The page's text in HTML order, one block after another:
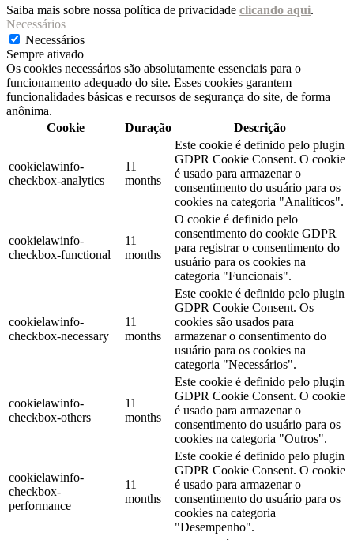
Saiba mais sobre nossa política de privacidade clicando aqui.
Necessários
Necessários
Sempre ativado
Os cookies necessários são absolutamente essenciais para o
funcionamento adequado do site. Esses cookies garantem
funcionalidades básicas e recursos de segurança do site, de forma
anônima.
Cookie
Duração Descrição
cookielawinfo-
checkbox-analytics
11
months
Este cookie é definido pelo plugin
GDPR Cookie Consent. O cookie
é usado para armazenar o
consentimento do usuário para os
cookies na categoria "Analíticos".
cookielawinfo-
checkbox-functional
11
months
O cookie é definido pelo
consentimento do cookie GDPR
para registrar o consentimento do
usuário para os cookies na
categoria "Funcionais".
cookielawinfo-
checkbox-necessary
11
months
Este cookie é definido pelo plugin
GDPR Cookie Consent. Os
cookies são usados ​​para
armazenar o consentimento do
usuário para os cookies na
categoria "Necessários".
cookielawinfo-
checkbox-others
11
months
Este cookie é definido pelo plugin
GDPR Cookie Consent. O cookie
é usado para armazenar o
consentimento do usuário para os
cookies na categoria "Outros".
cookielawinfo-
checkbox-
performance
11
months
Este cookie é definido pelo plugin
GDPR Cookie Consent. O cookie
é usado para armazenar o
consentimento do usuário para os
cookies na categoria
"Desempenho".